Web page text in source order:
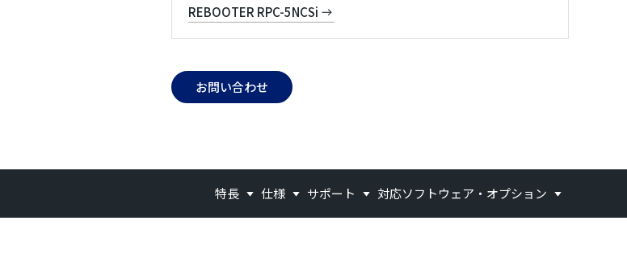
REBOOTER RPC-5NCSi
お問い合わせ
特長 仕様 サポート 対応ソフトウェア・オプション